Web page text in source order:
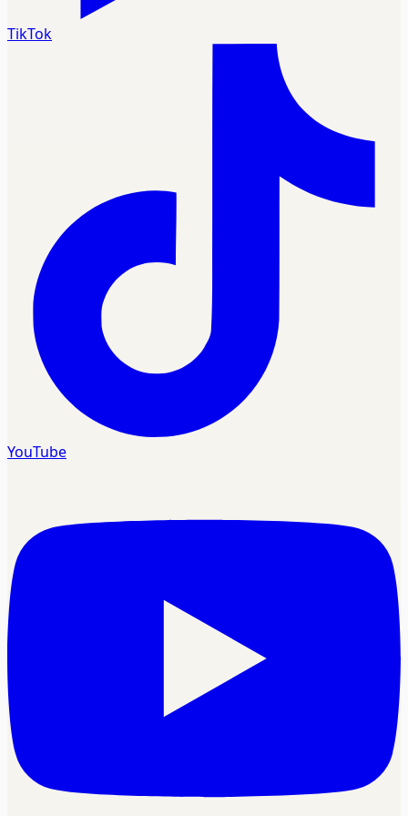
TikTok
YouTube